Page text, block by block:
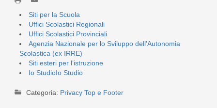
Siti per la Scuola
Uffici Scolastici Regionali
Uffici Scolastici Provinciali
Agenzia Nazionale per lo Sviluppo dell’Autonomia
Scolastica (ex IRRE)
Siti esteri per l’istruzione
Io StudioIo Studio
Categoria: Privacy Top e Footer